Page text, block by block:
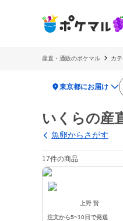
産直・通販のポケマル カ
location_on東京都にお届け
いくらの産
魚卵からさがす
17件の商品
上野 賢
注文から5~10日で発送